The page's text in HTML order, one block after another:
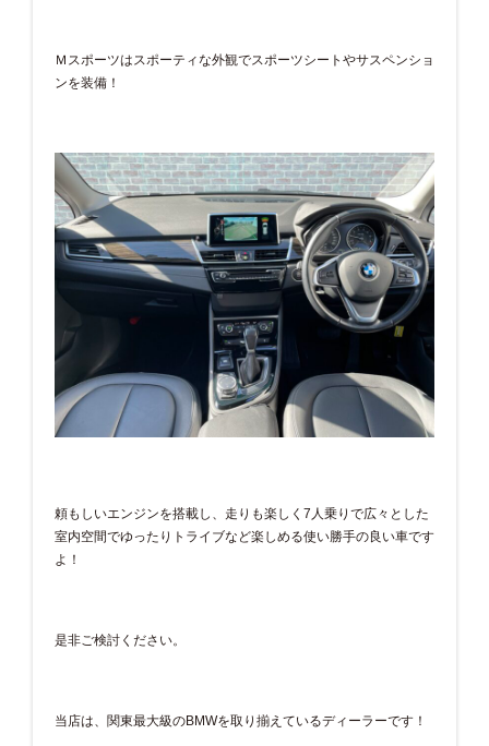
Ｍスポーツはスポーティな外観でスポーツシートやサスペンショ
ンを装備！
頼もしいエンジンを搭載し、走りも楽しく7人乗りで広々とした
室内空間でゆったりトライブなど楽しめる使い勝手の良い車です
よ！
是非ご検討ください。
当店は、関東最大級のBMWを取り揃えているディーラーです！